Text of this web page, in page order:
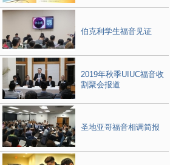
伯克利学生福音见证
2019年秋季UIUC福音收
割聚会报道
圣地亚哥福音相调简报